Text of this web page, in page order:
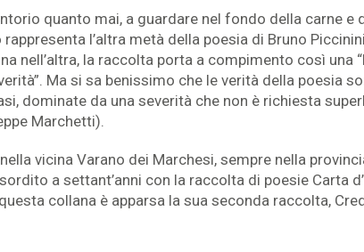
quanto mai, a guardare nel fondo della carne
l’altra metà della poesia di Bruno
nell’altra, la raccolta porta a compimento così
Ma si sa benissimo che le verità della poesia
dominate da una severità che non è richiesta
Marchetti).
vicina Varano dei Marchesi, sempre nella
a settant’anni con la raccolta di poesie Carta
collana è apparsa la sua seconda raccolta,